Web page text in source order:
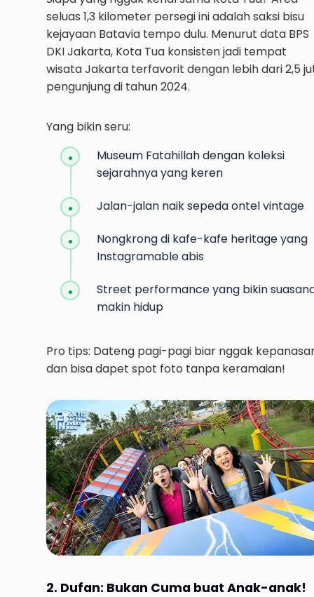
seluas 1,3 kilometer persegi ini adalah saksi bisu
kejayaan Batavia tempo dulu. Menurut data BPS
DKI Jakarta, Kota Tua konsisten jadi tempat
wisata Jakarta terfavorit dengan lebih dari 2,5
pengunjung di tahun 2024.
Yang bikin seru:
Museum Fatahillah dengan koleksi
sejarahnya yang keren
Jalan-jalan naik sepeda ontel vintage
Nongkrong di kafe-kafe heritage yang
Instagramable abis
Street performance yang bikin
makin hidup
Pro tips: Dateng pagi-pagi biar nggak
dan bisa dapet spot foto tanpa keramaian!
2. Dufan: Bukan Cuma buat Anak-anak!